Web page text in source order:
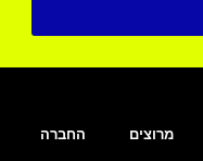
מרוצים החברה